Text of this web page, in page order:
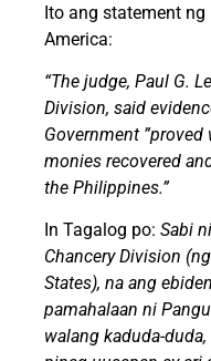
Ito ang statement
America:
“The judge, Paul G.
Division, said
Government
monies recovered
the Philippines.”
In Tagalog po: Sabi
Chancery Division
States), na ang
pamahalaan ni
walang kaduda-